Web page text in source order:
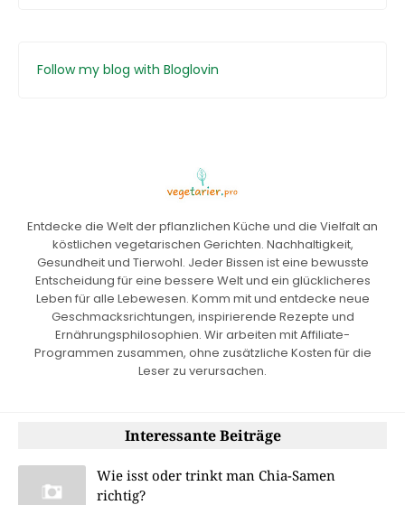
Follow my blog with Bloglovin
Entdecke die Welt der pflanzlichen Küche und die Vielfalt an
köstlichen vegetarischen Gerichten. Nachhaltigkeit,
Gesundheit und Tierwohl. Jeder Bissen ist eine bewusste
Entscheidung für eine bessere Welt und ein glücklicheres
Leben für alle Lebewesen. Komm mit und entdecke neue
Geschmacksrichtungen, inspirierende Rezepte und
Ernährungsphilosophien. Wir arbeiten mit Affiliate-
Programmen zusammen, ohne zusätzliche Kosten für die
Leser zu verursachen.
Interessante Beiträge
Wie isst oder trinkt man Chia-Samen
richtig?